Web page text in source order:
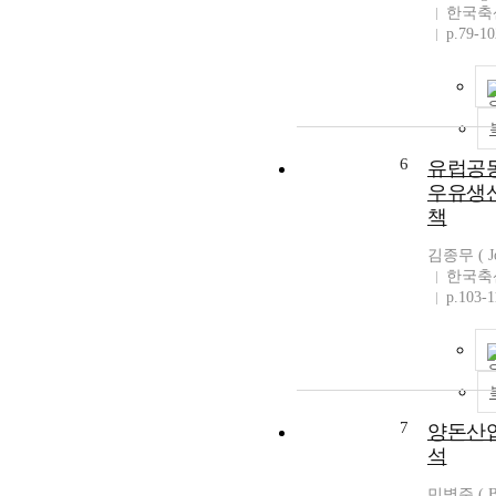
한국
p.79-
6
유럽공
우유생
책
김종무 (
한국
p.103-
7
양돈산
석